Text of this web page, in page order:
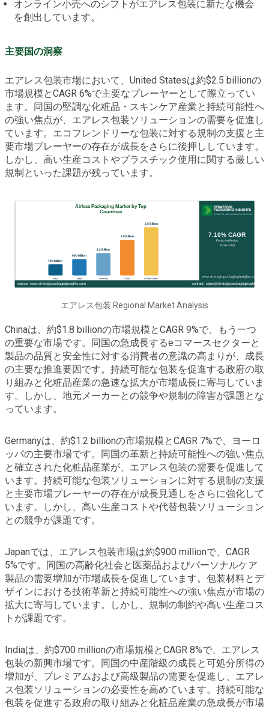
オンライン小売へのシフトがエアレス包装に新たな機会
を創出しています。
主要国の洞察
エアレス包装市場において、United Statesは約$2.5 billionの
市場規模とCAGR 6%で主要なプレーヤーとして際立ってい
ます。同国の堅調な化粧品・スキンケア産業と持続可能性へ
の強い焦点が、エアレス包装ソリューションの需要を促進し
ています。エコフレンドリーな包装に対する規制の支援と主
要市場プレーヤーの存在が成長をさらに後押ししています。
しかし、高い生産コストやプラスチック使用に関する厳しい
規制といった課題が残っています。
エアレス包装 Regional Market Analysis
Chinaは、約$1.8 billionの市場規模とCAGR 9%で、もう一つ
の重要な市場です。同国の急成長するeコマースセクターと
製品の品質と安全性に対する消費者の意識の高まりが、成長
の主要な推進要因です。持続可能な包装を促進する政府の取
り組みと化粧品産業の急速な拡大が市場成長に寄与していま
す。しかし、地元メーカーとの競争や規制の障害が課題とな
っています。
Germanyは、約$1.2 billionの市場規模とCAGR 7%で、ヨーロ
ッパの主要市場です。同国の革新と持続可能性への強い焦点
と確立された化粧品産業が、エアレス包装の需要を促進して
います。持続可能な包装ソリューションに対する規制の支援
と主要市場プレーヤーの存在が成長見通しをさらに強化して
います。しかし、高い生産コストや代替包装ソリューション
との競争が課題です。
Japanでは、エアレス包装市場は約$900 millionで、CAGR
5%です。同国の高齢化社会と医薬品およびパーソナルケア
製品の需要増加が市場成長を促進しています。包装材料とデ
ザインにおける技術革新と持続可能性への強い焦点が市場の
拡大に寄与しています。しかし、規制の制約や高い生産コス
トが課題です。
Indiaは、約$700 millionの市場規模とCAGR 8%で、エアレス
包装の新興市場です。同国の中産階級の成長と可処分所得の
増加が、プレミアムおよび高級製品の需要を促進し、エアレ
ス包装ソリューションの必要性を高めています。持続可能な
包装を促進する政府の取り組みと化粧品産業の急成長が市場